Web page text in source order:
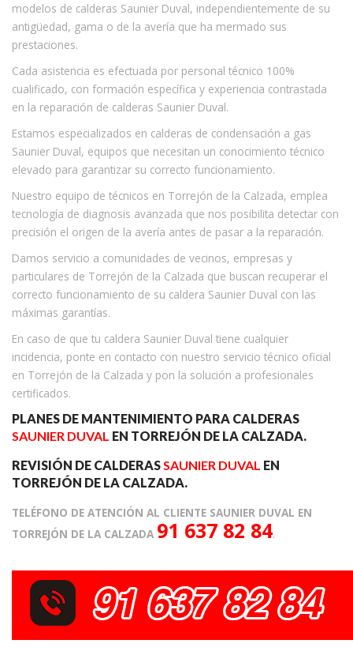
modelos de calderas Saunier Duval, independientemente de su
antigüedad, gama o de la avería que ha mermado sus
prestaciones.
Cada asistencia es efectuada por personal técnico 100%
cualificado, con formación específica y experiencia contrastada
en la reparación de calderas Saunier Duval.
Estamos especializados en calderas de condensación a gas
Saunier Duval, equipos que necesitan un conocimiento técnico
elevado para garantizar su correcto funcionamiento.
Nuestro equipo de técnicos en Torrejón de la Calzada, emplea
tecnología de diagnosis avanzada que nos posibilita detectar con
precisión el origen de la avería antes de pasar a la reparación.
Damos servicio a comunidades de vecinos, empresas y
particulares de Torrejón de la Calzada que buscan recuperar el
correcto funcionamiento de su caldera Saunier Duval con las
máximas garantías.
En caso de que tu caldera Saunier Duval tiene cualquier
incidencia, ponte en contacto con nuestro servicio técnico oficial
en Torrejón de la Calzada y pon la solución a profesionales
certificados.
PLANES DE MANTENIMIENTO PARA CALDERAS
SAUNIER DUVAL EN TORREJÓN DE LA CALZADA.
REVISIÓN DE CALDERASSAUNIER DUVAL EN
TORREJÓN DE LA CALZADA.
TELÉFONO DE ATENCIÓN AL CLIENTE SAUNIER DUVAL EN
TORREJÓN DE LA CALZADA 91 637 82 84.